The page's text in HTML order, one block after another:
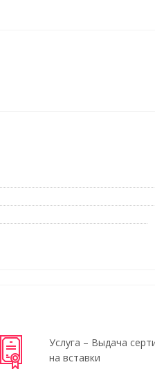
Услуга – Выдача
на вставки